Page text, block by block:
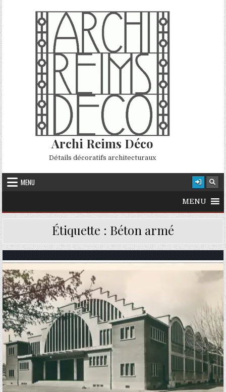
Skip to content
Archi Reims Déco
Détails décoratifs architecturaux
MENU
MENU
Étiquette : Béton armé
Posted in